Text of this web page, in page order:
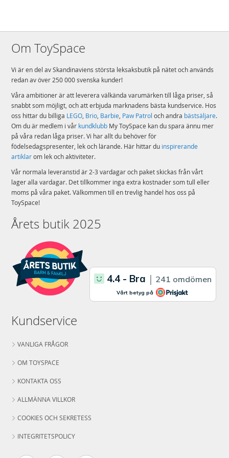
Ålder: från 7 år
information
EAN 5702018056943
Varumärke LEGO
Om ToySpace
Vi är en del av Skandinaviens största leksaksbutik på nätet och används
redan av över 250 000 svenska kunder!
Våra ambitioner är att leverera välkända varumärken till låga priser, så
snabbt som möjligt, och att erbjuda marknadens bästa kundservice. Hos
oss hittar du billiga LEGO, Brio, Barbie, Paw Patrol och andra bästsäljare.
Om du är medlem i vår kundklubb My ToySpace kan du spara ännu mer
på våra redan låga priser. Vi har allt du behöver för
födelsedagspresenter, lek och lärande. Här hittar du inspirerande
artiklarom lek och aktiviteter.
Vår normala leveranstid är 2-3 vardagar och paket skickas från vårt
lager alla vardagar. Det tillkommer inga extra kostnader som tull eller
moms på våra paket. Välkommen till en trevlig handel hos oss på
ToySpace!
Årets butik 2025
Kundservice
VANLIGA FRÅGOR
OM TOYSPACE
KONTAKTA OSS
ALLMÄNNA VILLKOR
COOKIES OCH SEKRETESS
INTEGRITETSPOLICY